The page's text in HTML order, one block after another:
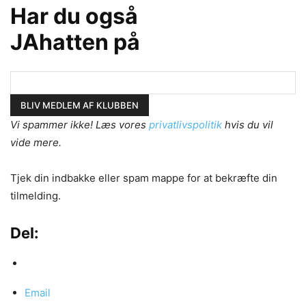
Har du også
JAhatten på
Vi spammer ikke! Læs vores privatlivspolitik hvis du vil
vide mere.
Tjek din indbakke eller spam mappe for at bekræfte din
tilmelding.
Del:
Email